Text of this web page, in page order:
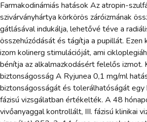
Farmakodinámiás hatások Az atropin-
szivárványhártya körkörös záróizmának
gátlásával indukálja, lehetővé téve a
összehúzódását és tágítja a pupillát. Ezen
izom kolinerg stimulációját, ami
bénítja az alkalmazkodásért felelős izmot.
biztonságosság A Ryjunea 0,1 mg/ml
biztonságosságát és tolerálhatóságát egy
fázisú vizsgálatban értékelték. A 48
vivőanyaggal kontrollált, III. fázisú klinikai